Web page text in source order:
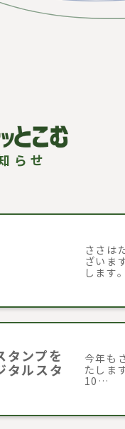
ささは
ざいま
しま
ンプを
タルスタ
今年も
たしま
10…